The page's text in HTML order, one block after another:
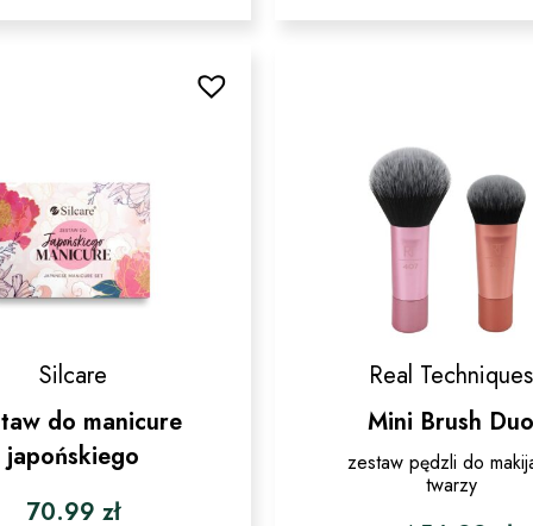
Silcare
do manicure
japońskiego
70.99zł
Real Techniques
Mini Brush
zestaw pędzli do
twarzy